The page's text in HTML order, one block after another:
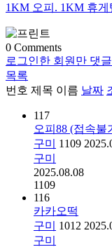
1KM 오피. 1KM 휴게
0 Comments
로그인한 회원만 댓
목록
번호 제목 이름 날짜
117
오피88 (접속불
구미
1109
구미
2025.08.08
1109
116
카카오떡
구미
1012
구미